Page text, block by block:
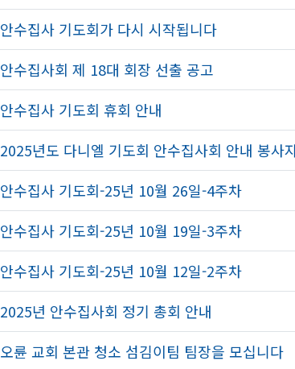
안수집사 기도회가 다시 시작됩니다
안수집사회 제 18대 회장 선출 공고
안수집사 기도회 휴회 안내
2025년도 다니엘 기도회 안수집사회 안내 봉사
안수집사 기도회-25년 10월 26일-4주차
안수집사 기도회-25년 10월 19일-3주차
안수집사 기도회-25년 10월 12일-2주차
2025년 안수집사회 정기 총회 안내
오륜 교회 본관 청소 섬김이팀 팀장을 모십니다